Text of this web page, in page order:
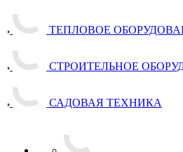
ТЕПЛОВОЕ
СТРОИТЕЛЬНОЕ
САДОВАЯ ТЕХНИКА